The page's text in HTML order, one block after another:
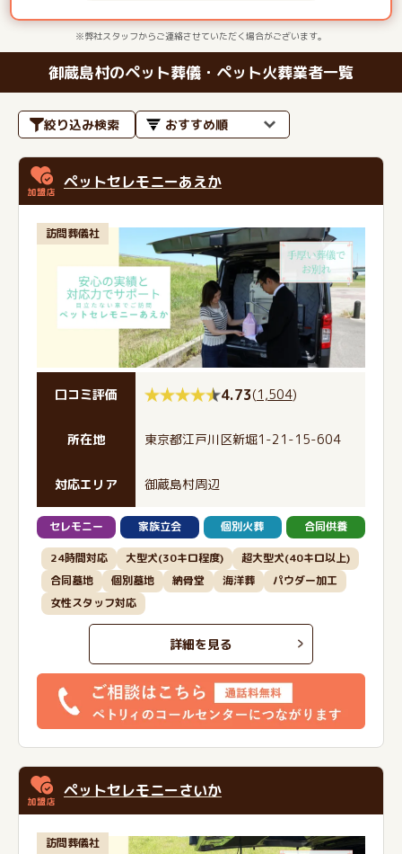
※弊社スタッフからご連絡させていただく場合がございます。
御蔵島村のペット葬儀・ペット火葬業者一覧
絞り込み検索
ペットセレモニーあえか
訪問葬儀社
口コミ評価 4.73(1,504)
所在地 東京都江戸川区新堀1-21-15-604
対応エリア 御蔵島村周辺
セレモニー 家族立会 個別火葬 合同供養
24時間対応 大型犬(30キロ程度)
超大型犬(40キロ以上)
合同墓地
個別墓地 納骨堂 海洋葬
パウダー加工
女性スタッフ対応
詳細を見る
ペットセレモニーさいか
訪問葬儀社